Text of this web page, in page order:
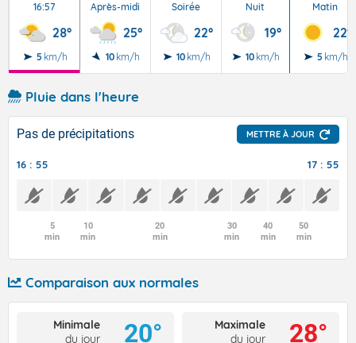
16:57
28°
5 km/h
Après-midi
25°
10 km/h
Soirée
22°
10 km/h
Nuit
19°
10 km/h
Matin
22°
5 km/h
Pluie dans l'heure
Pas de précipitations METTRE À JOUR
16 : 55 17 : 55
5
min
10
min
20
min
30
min
40
min
50
min
Comparaison aux normales
Minimale
du jour
20°
Maximale
du jour
28°